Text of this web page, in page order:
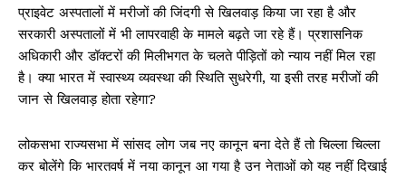
प्राइवेट अस्पतालों में मरीजों की जिंदगी से खिलवाड़ किया जा रहा है और
सरकारी अस्पतालों में भी लापरवाही के मामले बढ़ते जा रहे हैं। प्रशासनिक
अधिकारी और डॉक्टरों की मिलीभगत के चलते पीड़ितों को न्याय नहीं मिल रहा
है। क्या भारत में स्वास्थ्य व्यवस्था की स्थिति सुधरेगी, या इसी तरह मरीजों की
जान से खिलवाड़ होता रहेगा?
लोकसभा राज्यसभा में सांसद लोग जब नए कानून बना देते हैं तो चिल्ला चिल्ला
कर बोलेंगे कि भारतवर्ष में नया कानून आ गया है उन नेताओं को यह नहीं दिखाई